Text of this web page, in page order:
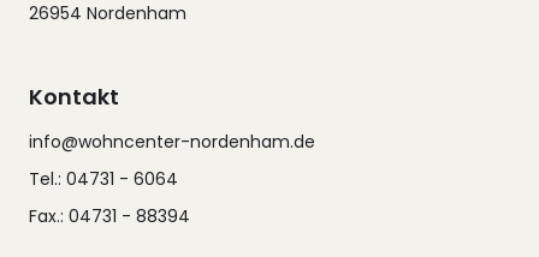
26954 Nordenham
Kontakt
info@wohncenter-nordenham.de
Tel.: 04731 - 6064
Fax.: 04731 - 88394